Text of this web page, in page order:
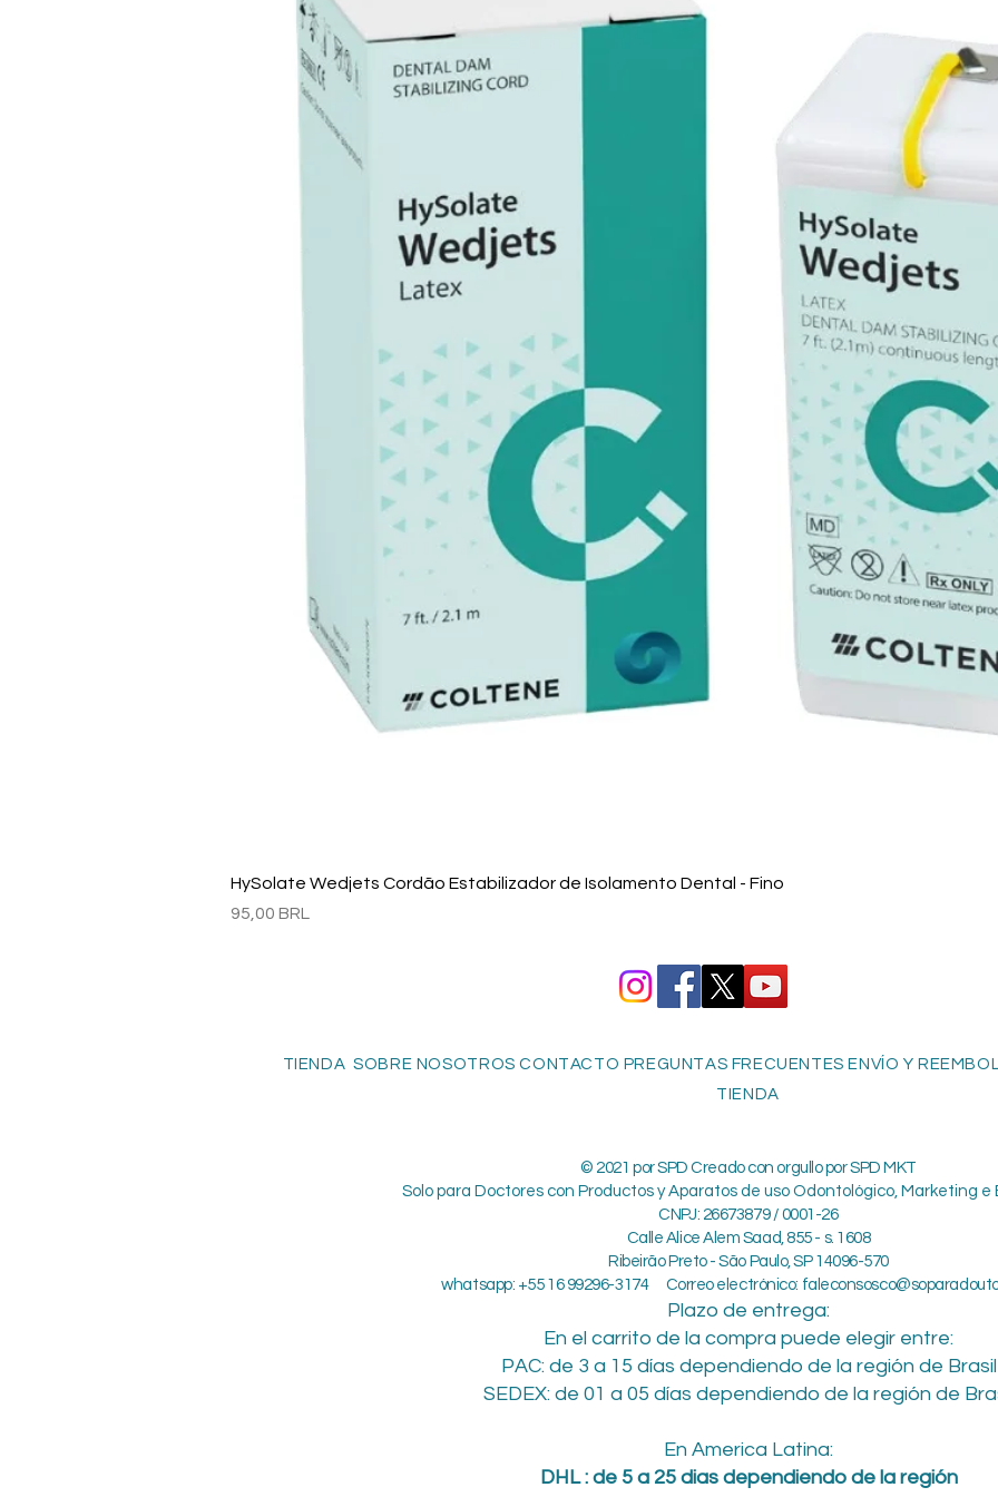
Vista rápida
HySolate Wedjets Cordão Estabilizador de Isolamento Dental - Fino
Precio
95,00 BRL
TIENDA SOBRE NOSOTROS CONTACTO PREGUNTAS FRECUENTES ENVÍO Y
TIENDA
© 2021 por SPD Creado con orgullo por SPD MKT
Solo para Doctores con Productos y Aparatos de uso Odontológico, Marketing e
CNPJ: 26673879 / 0001-26
Calle Alice Alem Saad, 855 - s. 1608
Ribeirão Preto - São Paulo, SP 14096-570
whatsapp: +55 16 99296-3174 Correo electrónico:
Plazo de entrega:
En el carrito de la compra puede elegir entre:
PAC: de 3 a 15 días dependiendo de la región de Brasil
SEDEX: de 01 a 05 días dependiendo de la región de
En America Latina:
DHL : de 5 a 25 dias dependiendo de la región